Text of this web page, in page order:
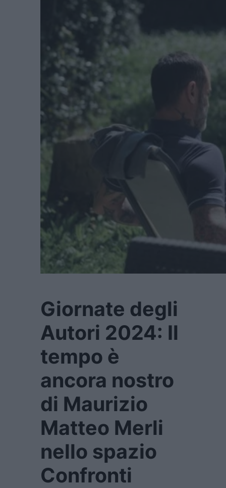
Giornate degli
Autori 2024: Il
tempo è
ancora nostro
di Maurizio
Matteo Merli
nello spazio
Confronti